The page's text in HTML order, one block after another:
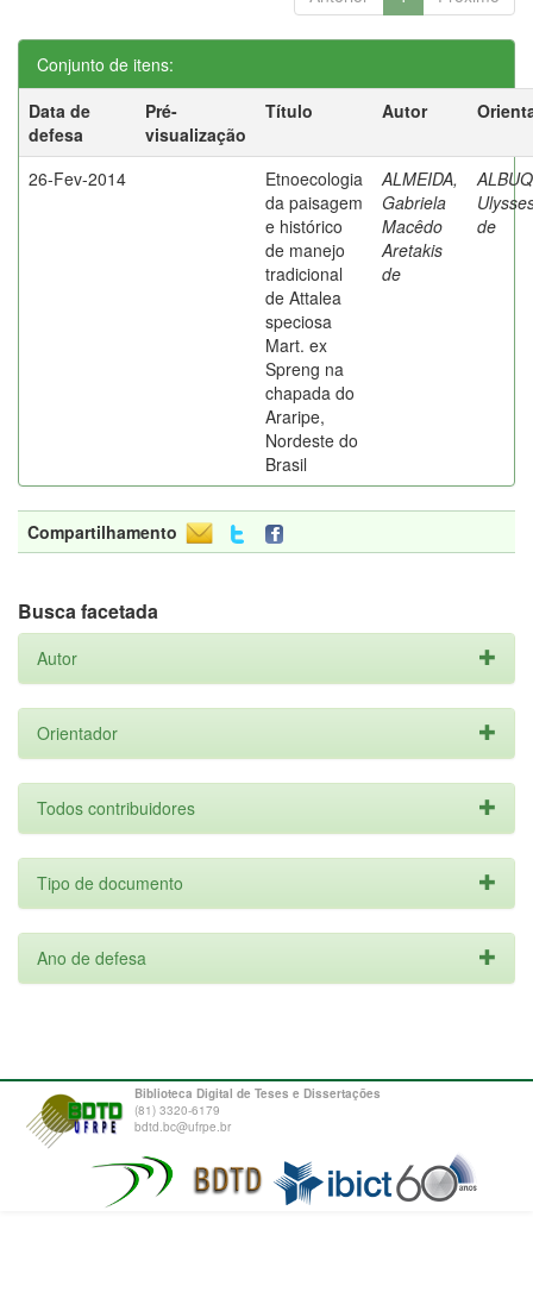
Conjunto de itens:
Data de
defesa
Pré-
visualização
Título Autor
26-Fev-2014
Etnoecologia
da paisagem
e histórico
de manejo
tradicional
de Attalea
speciosa
Mart. ex
Spreng na
chapada do
Araripe,
Nordeste do
Brasil
ALMEIDA,
Gabriela
Macêdo
Aretakis
de
de
Compartilhamento
Busca facetada
Autor
Orientador
Todos contribuidores
Tipo de documento
Ano de defesa
Biblioteca Digital de Teses e Dissertações
(81) 3320-6179
bdtd.bc@ufrpe.br